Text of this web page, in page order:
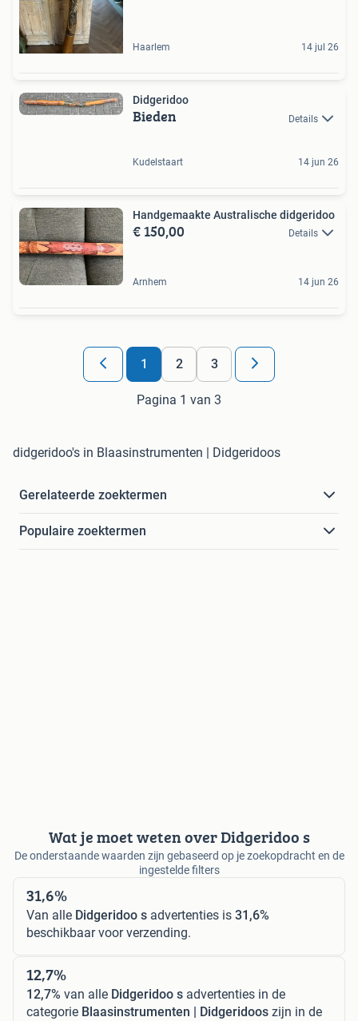
Haarlem 14 jul 26
Didgeridoo
Bieden Details
Kudelstaart 14 jun 26
Handgemaakte Australische didgeridoo
€ 150,00 Details
Arnhem 14 jun 26
1 2 3
Pagina 1 van 3
didgeridoo's in Blaasinstrumenten | Didgeridoos
Gerelateerde zoektermen
Populaire zoektermen
Wat je moet weten over Didgeridoo s
De onderstaande waarden zijn gebaseerd op je zoekopdracht en de
ingestelde filters
31,6%
Van alle Didgeridoo s advertenties is 31,6%
beschikbaar voor verzending.
12,7%
12,7% van alle Didgeridoo s advertenties in de
categorie Blaasinstrumenten | Didgeridoos zijn in de